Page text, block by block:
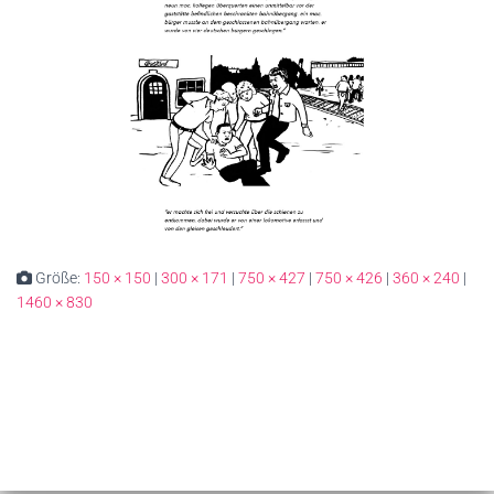
Größe: 150 × 150 | 300 × 171 | 750 × 427 | 750 × 426 | 360 × 240 |
1460 × 830